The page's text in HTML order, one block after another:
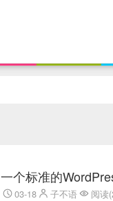
一个标准的
03-18 子不语 阅读